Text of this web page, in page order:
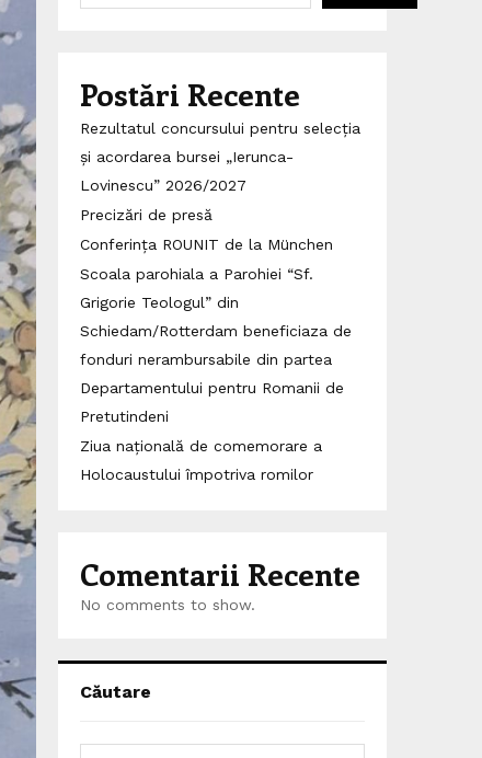
Postări Recente
Rezultatul concursului pentru selecția
și acordarea bursei „Ierunca-
Lovinescu” 2026/2027
Precizări de presă
Conferința ROUNIT de la München
Scoala parohiala a Parohiei “Sf.
Grigorie Teologul” din
Schiedam/Rotterdam beneficiaza de
fonduri nerambursabile din partea
Departamentului pentru Romanii de
Pretutindeni
Ziua națională de comemorare a
Holocaustului împotriva romilor
Comentarii Recente
No comments to show.
Căutare